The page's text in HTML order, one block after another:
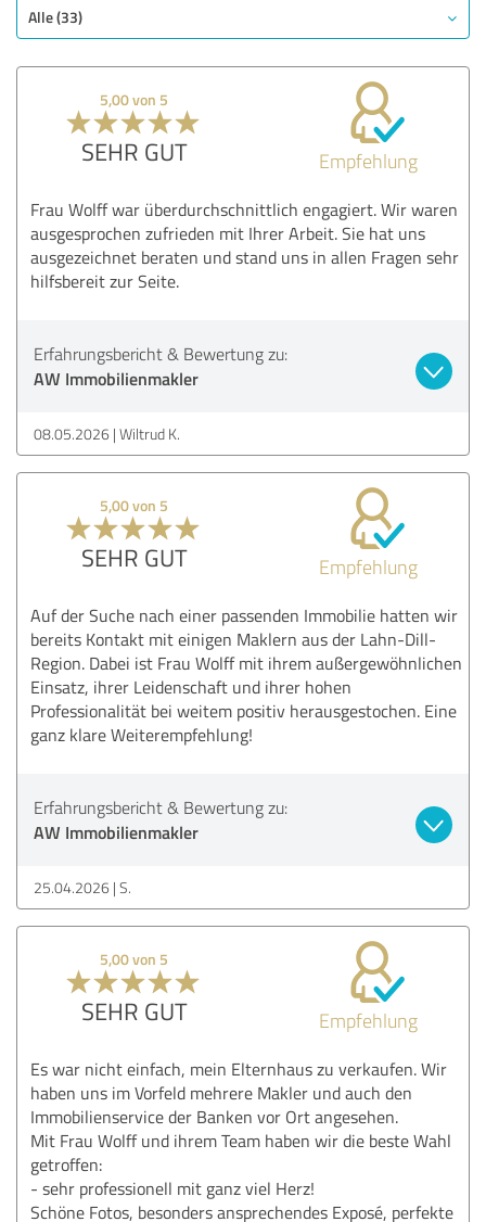
Alle (33)
5,00 von 5
SEHR GUT Empfehlung
Frau Wolff war überdurchschnittlich engagiert. Wir waren
ausgesprochen zufrieden mit Ihrer Arbeit. Sie hat uns
ausgezeichnet beraten und stand uns in allen Fragen sehr
hilfsbereit zur Seite.
Erfahrungsbericht & Bewertung zu:
AW Immobilienmakler
08.05.2026 Wiltrud K.
5,00 von 5
SEHR GUT Empfehlung
Auf der Suche nach einer passenden Immobilie hatten wir
bereits Kontakt mit einigen Maklern aus der Lahn-Dill-
Region. Dabei ist Frau Wolff mit ihrem außergewöhnlichen
Einsatz, ihrer Leidenschaft und ihrer hohen
Professionalität bei weitem positiv herausgestochen. Eine
ganz klare Weiterempfehlung!
Erfahrungsbericht & Bewertung zu:
AW Immobilienmakler
25.04.2026 S.
5,00 von 5
SEHR GUT Empfehlung
Es war nicht einfach, mein Elternhaus zu verkaufen. Wir
haben uns im Vorfeld mehrere Makler und auch den
Immobilienservice der Banken vor Ort angesehen.
Mit Frau Wolff und ihrem Team haben wir die beste Wahl
getroffen:
- sehr professionell mit ganz viel Herz!
Schöne Fotos, besonders ansprechendes Exposé, perfekte